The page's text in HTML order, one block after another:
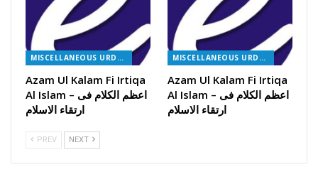
MISCELLANEOUS URDU BOOKS
Azam Ul Kalam Fi Irtiqa
Al Islam – اعظم الکلام فی
ارتقاء الاسلام
MISCELLANEOUS URDU BOOKS
Azam Ul Kalam Fi Irtiqa
Al Islam – اعظم الکلام فی
ارتقاء الاسلام
PREV NEXT